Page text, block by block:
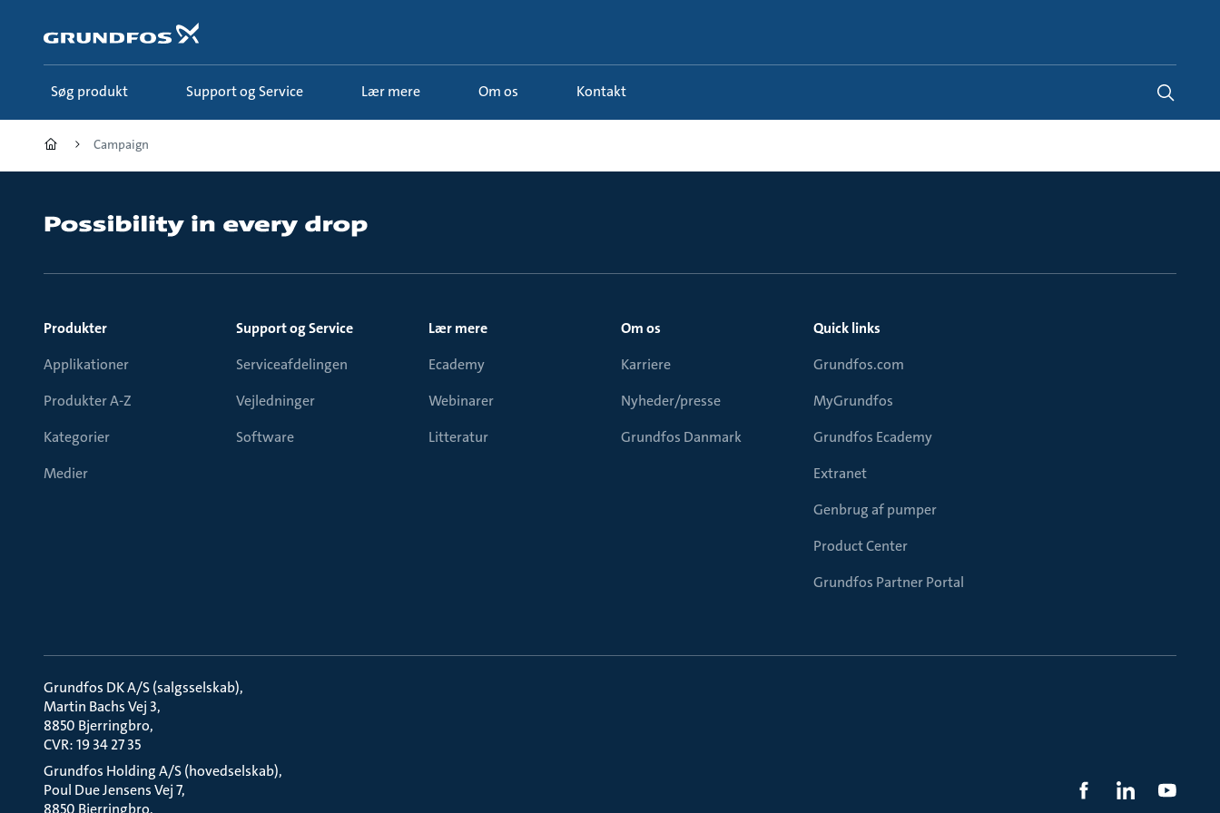
hovedindhold
Søg produkt Support og Service Lær mere Om os Kontakt
Campaign
Produkter
Applikationer
Produkter A-Z
Kategorier
Medier
Support og Service
Serviceafdelingen
Vejledninger
Software
Lær mere
Ecademy
Webinarer
Litteratur
Om os
Karriere
Nyheder/presse
Grundfos Danmark
Quick links
Grundfos.com
MyGrundfos
Grundfos Ecademy
Extranet
Genbrug af pumper
Product Center
Grundfos Partner Portal
Grundfos DK A/S (salgsselskab)
Martin Bachs Vej 3
8850 Bjerringbro
CVR: 19 34 27 35
Grundfos Holding A/S (hovedselskab)
Poul Due Jensens Vej 7
8850 Bjerringbro